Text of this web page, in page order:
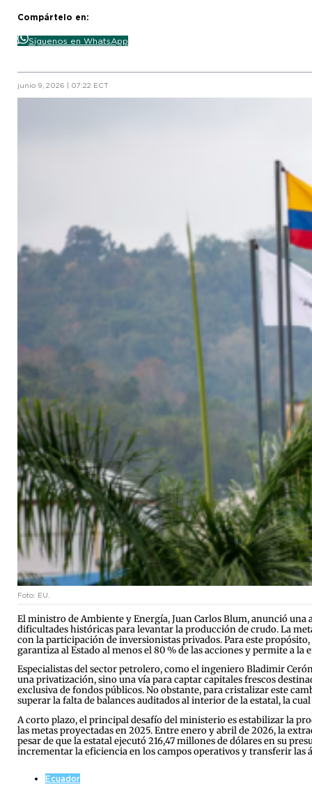
Compártelo en:
Síguenos en WhatsApp
junio 9, 2026 | 07:22 ECT
Foto: EU.
El ministro de Ambiente y Energía, Juan Carlos Blum, anunció
dificultades históricas para levantar la producción de crudo. La
con la participación de inversionistas privados. Para este
garantiza al Estado al menos el 80 % de las acciones y permite a
Especialistas del sector petrolero, como el ingeniero Bladimir
una privatización, sino una vía para captar capitales frescos
exclusiva de fondos públicos. No obstante, para cristalizar este
superar la falta de balances auditados al interior de la estatal, la
A corto plazo, el principal desafío del ministerio es estabilizar la
las metas proyectadas en 2025. Entre enero y abril de 2026, la
pesar de que la estatal ejecutó 216,47 millones de dólares en su
incrementar la eficiencia en los campos operativos y transferir las
Ecuador